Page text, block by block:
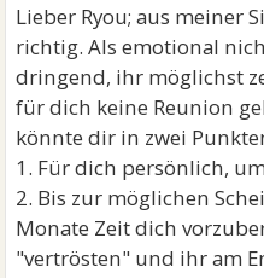
Lieber Ryou; aus meiner
richtig. Als emotional
dringend, ihr möglichst
für dich keine Reunion
könnte dir in zwei
1. Für dich persönlich,
2. Bis zur möglichen
Monate Zeit dich
"vertrösten" und ihr am